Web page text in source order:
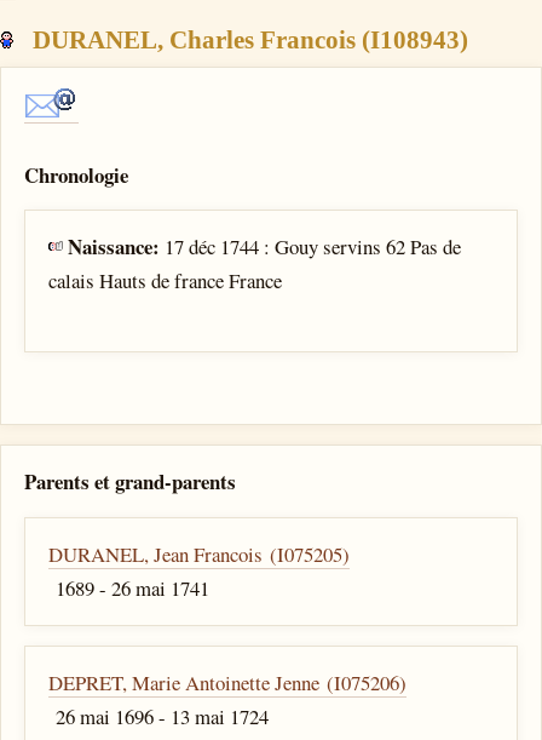
DURANEL, Charles Francois (I108943)
Chronologie
Naissance: 17 déc 1744 : Gouy servins 62 Pas de
calais Hauts de france France
Parents et grand-parents
DURANEL, Jean Francois (I075205)
1689 - 26 mai 1741
DEPRET, Marie Antoinette Jenne (I075206)
26 mai 1696 - 13 mai 1724